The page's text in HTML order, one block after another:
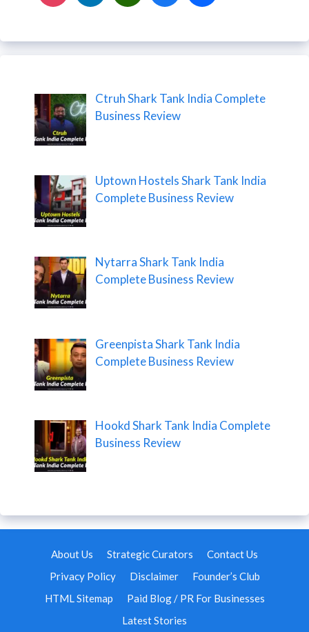
Ctruh Shark Tank India Complete
Business Review
Uptown Hostels Shark Tank India
Complete Business Review
Nytarra Shark Tank India
Complete Business Review
Greenpista Shark Tank India
Complete Business Review
Hookd Shark Tank India Complete
Business Review
About Us Strategic Curators
Contact Us
Privacy Policy
Disclaimer
Founder’s Club
HTML Sitemap
Paid Blog / PR For Businesses
Latest Stories